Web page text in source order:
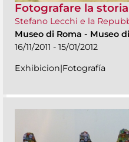
Fotografare la storia
Stefano Lecchi e la
Museo di Roma - Museo
16/11/2011 - 15/01/2012
Exhibicion|Fotografía